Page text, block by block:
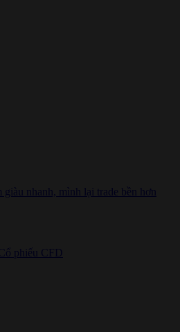
nhanh, mình lại trade bền hơn
phiếu CFD